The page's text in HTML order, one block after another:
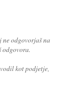
ne odgovorjaš na
odgovora.
kot podjetje,